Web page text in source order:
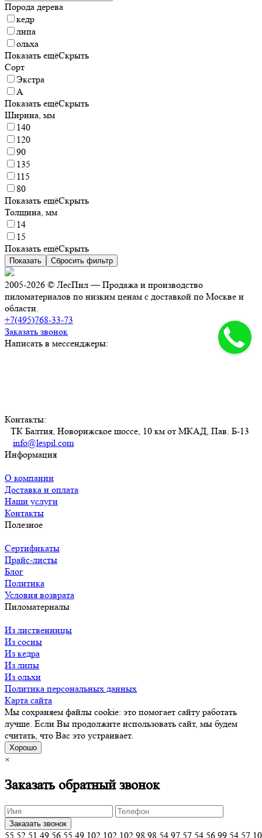
Порода дерева
кедр
липа
ольха
Показать ещёСкрыть
Сорт
Экстра
A
Показать ещёСкрыть
Ширина, мм
140
120
90
135
115
80
Показать ещёСкрыть
Толщина, мм
14
15
Показать ещёСкрыть
Показать Сбросить фильтр
2005-2026 © ЛесПил — Продажа и производство
пиломатериалов по низким ценам с доставкой по Москве и
области.
+7(495)768-33-73
Заказать звонок
Написать в мессенджеры:
Контакты:
ТК Балтия, Новорижское шоссе, 10 км от МКАД, Пав. Б-13
info@lespil.com
Информация
О компании
Доставка и оплата
Наши услуги
Контакты
Полезное
Сертификаты
Прайс-листы
Блог
Политика
Условия возврата
Пиломатериалы
Из лиственницы
Из сосны
Из кедра
Из липы
Из ольхи
Политика персональных данных
Карта сайта
Мы сохраняем файлы cookie: это помогает сайту работать
лучше. Если Вы продолжите использовать сайт, мы будем
считать, что Вас это устраивает.
Хорошо
×
Заказать обратный звонок